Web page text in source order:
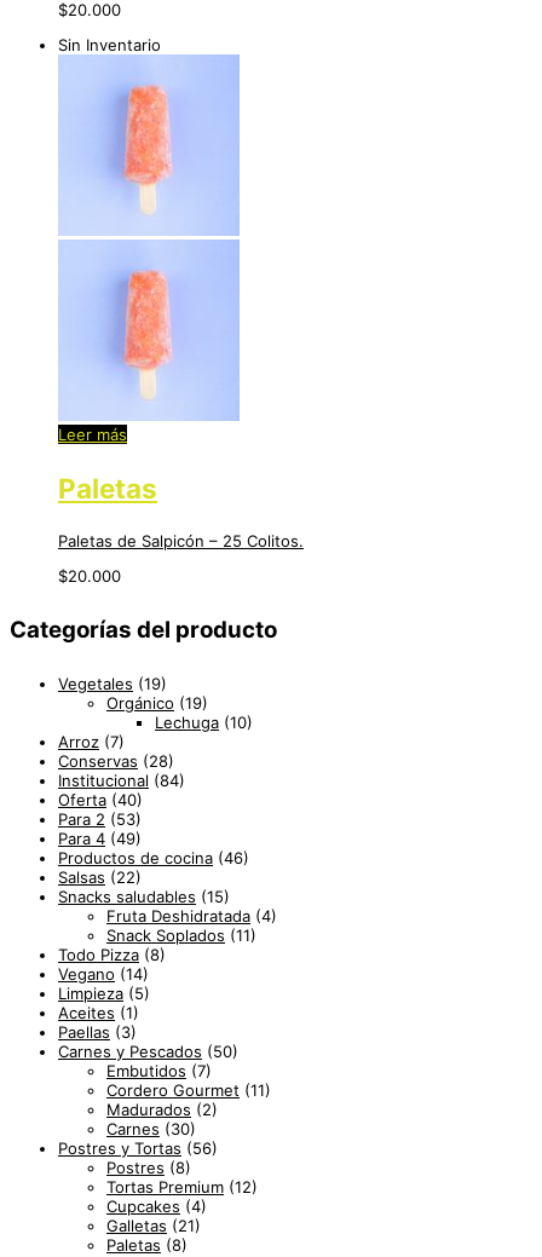
$20.000
Sin Inventario
Leer más
Paletas
Paletas de Salpicón – 25 Colitos.
$20.000
Categorías del producto
Vegetales (19)
Orgánico (19)
Lechuga (10)
Arroz (7)
Conservas (28)
Institucional (84)
Oferta (40)
Para 2 (53)
Para 4 (49)
Productos de cocina (46)
Salsas (22)
Snacks saludables (15)
Fruta Deshidratada (4)
Snack Soplados (11)
Todo Pizza (8)
Vegano (14)
Limpieza (5)
Aceites (1)
Paellas (3)
Carnes y Pescados (50)
Embutidos (7)
Cordero Gourmet (11)
Madurados (2)
Carnes (30)
Postres y Tortas (56)
Postres (8)
Tortas Premium (12)
Cupcakes (4)
Galletas (21)
Paletas (8)